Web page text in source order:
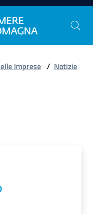
Imprese / Notizie